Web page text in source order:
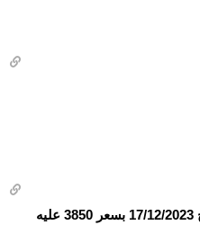
لسه شاريه من رايه شوب الان تاريخ 17/12/2023 بسعر 3850 عليه